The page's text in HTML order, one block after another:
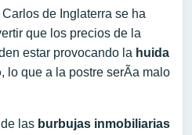
de Inglaterra se ha
que los precios de la
estar provocando la huida
, lo que a la postre serÃ­a malo
las burbujas inmobiliarias